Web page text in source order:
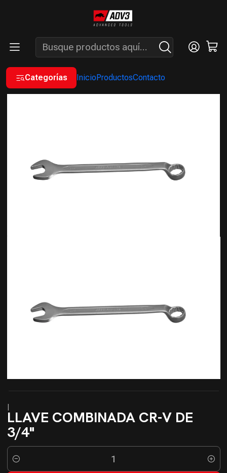
Categorías InicioProductosContacto
ENVÍOS GRATIS A PARTIR DE COMPRAS MAYORES A $200.000 -
ATENCIÓN: LUN. A VIÉ. DE 7 A 16 HS.
Inicio MANUALES
LLAVES COMBINADAS EN PULGADAS
|
LLAVE COMBINADA CR-V DE
3/4"
Cantidad